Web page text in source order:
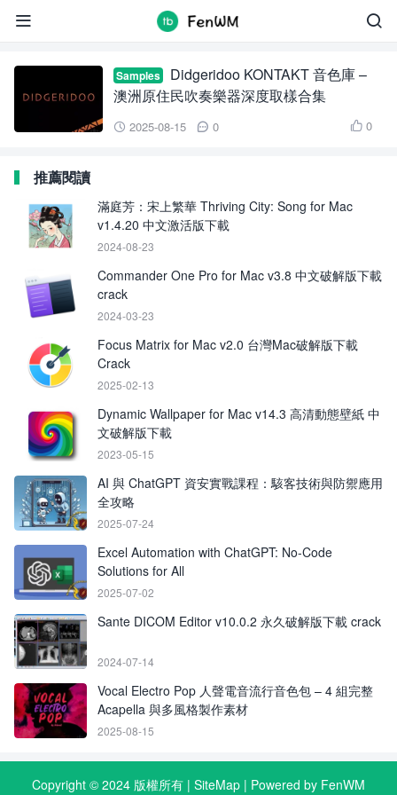

 Didgeridoo KONTAKT 音色庫
Samples
Didgeridoo KONTAKT 音色庫 –
澳洲原住民吹奏樂器深度取樣合集
 2025-08-15  0  0
推薦閱讀
滿庭芳：宋上繁華 Thriving City: Song for Mac
v1.4.20 中文激活版下載
2024-08-23
Commander One Pro for Mac v3.8 中文破解版下載
crack
2024-03-23
Focus Matrix for Mac v2.0 台灣Mac破解版下載
Crack
2025-02-13
Dynamic Wallpaper for Mac v14.3 高清動態壁紙 中
文破解版下載
2023-05-15
AI 與 ChatGPT 資安實戰課程：駭客技術與防禦應用
全攻略
2025-07-24
Excel Automation with ChatGPT: No-Code
Solutions for All
2025-07-02
Sante DICOM Editor v10.0.2 永久破解版下載 crack
2024-07-14
Vocal Electro Pop 人聲電音流行音色包 – 4 組完整
Acapella 與多風格製作素材
2025-08-15
Copyright © 2024 版權所有 | SiteMap | Powered by FenWM